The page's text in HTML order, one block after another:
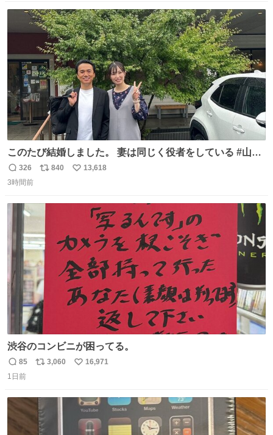
ト
数
数
このたび結婚しました。 妻は同じく役者をしている #山下
ひかり です。 これからも一つひとつの作品に真摯に向き合
い、役者として精進していきます。変わらず見守っていた
立ち寄った、妻のソウルフードのラーメン屋さんでの一枚
返
信
326
リ
ト
840
い
13,618
3時間前
渋谷のコンビニが困ってる。
返
信
85
リ
ト
数
3,060
い
数
16,971
1日前